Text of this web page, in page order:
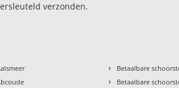
verzonden.
› Betaalbare
› Betaalbare